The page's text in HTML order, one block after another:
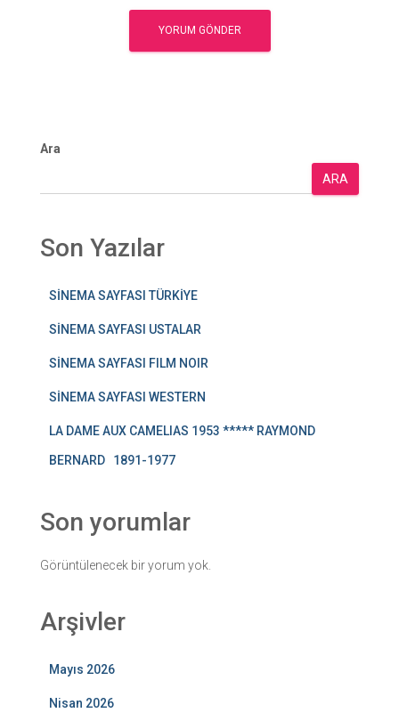
Ara
ARA
Son Yazılar
SİNEMA SAYFASI TÜRKİYE
SİNEMA SAYFASI USTALAR
SİNEMA SAYFASI FILM NOIR
SİNEMA SAYFASI WESTERN
LA DAME AUX CAMELIAS 1953 ***** RAYMOND
BERNARD 1891-1977
Son yorumlar
Görüntülenecek bir yorum yok.
Arşivler
Mayıs 2026
Nisan 2026